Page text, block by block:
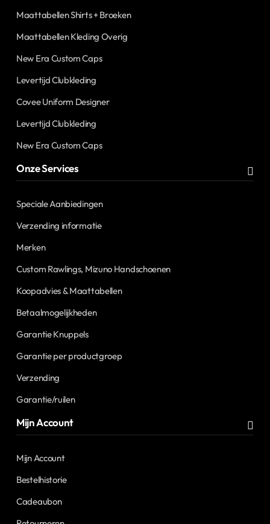
Maattabellen Shirts + Broeken
Maattabellen Kleding Overig
New Era Custom Caps
Levertijd Clubkleding
Covee Uniform Designer
Levertijd Clubkleding
New Era Custom Caps
Onze Services
Speciale Aanbiedingen
Verzending informatie
Merken
Custom Rawlings, Mizuno Handschoenen
Koopadvies & Maattabellen
Betaalmogelijkheden
Garantie Knuppels
Garantie per productgroep
Verzending
Garantie/ruilen
Mijn Account
Mijn Account
Bestelhistorie
Cadeaubon